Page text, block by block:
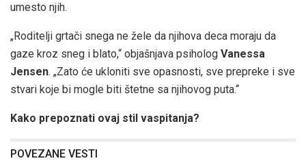
umesto njih.
„Roditelji grtači snega ne žele da njihova deca moraju da
gaze kroz sneg i blato,“ objašnjava psiholog Vanessa
Jensen. „Zato će ukloniti sve opasnosti, sve prepreke i sve
stvari koje bi mogle biti štetne sa njihovog puta.“
Kako prepoznati ovaj stil vaspitanja?
POVEZANE VESTI